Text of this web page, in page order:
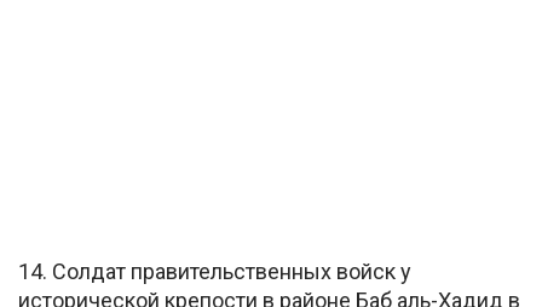
14. Солдат правительственных войск у
исторической крепости в районе Баб аль-Хадид в